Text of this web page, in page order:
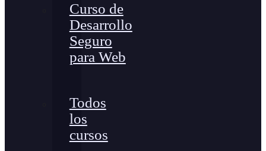
Curso de
Desarrollo
Seguro
para Web
Todos
los
cursos